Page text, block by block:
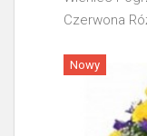
Czerwona
Nowy